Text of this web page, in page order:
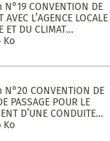
CONVENTION DE
AVEC L’AGENCE LOCALE
ET DU CLIMAT
METROPOLE :
Ko
CONVENTION DE
PASSAGE POUR LE
D’UNE CONDUITE
DANS LE CADRE DE
Ko